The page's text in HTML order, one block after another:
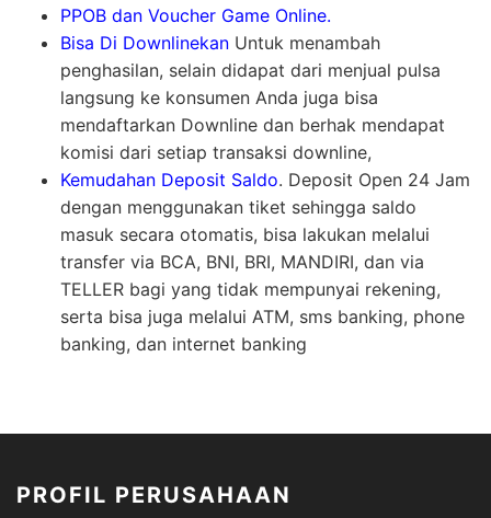
PPOB dan Voucher Game Online.
Bisa Di Downlinekan Untuk menambah
penghasilan, selain didapat dari menjual pulsa
langsung ke konsumen Anda juga bisa
mendaftarkan Downline dan berhak mendapat
komisi dari setiap transaksi downline,
Kemudahan Deposit Saldo. Deposit Open 24 Jam
dengan menggunakan tiket sehingga saldo
masuk secara otomatis, bisa lakukan melalui
transfer via BCA, BNI, BRI, MANDIRI, dan via
TELLER bagi yang tidak mempunyai rekening,
serta bisa juga melalui ATM, sms banking, phone
banking, dan internet banking
PROFIL PERUSAHAAN